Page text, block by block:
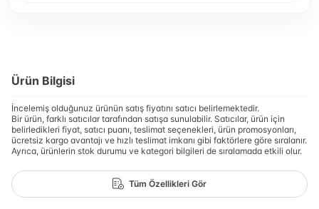
Ürün Bilgisi
İncelemiş olduğunuz ürünün satış fiyatını satıcı belirlemektedir.
Bir ürün, farklı satıcılar tarafından satışa sunulabilir. Satıcılar, ürün için
belirledikleri fiyat, satıcı puanı, teslimat seçenekleri, ürün promosyonları,
ücretsiz kargo avantajı ve hızlı teslimat imkanı gibi faktörlere göre sıralanır.
Ayrıca, ürünlerin stok durumu ve kategori bilgileri de sıralamada etkili olur.
Tüm Özellikleri Gör